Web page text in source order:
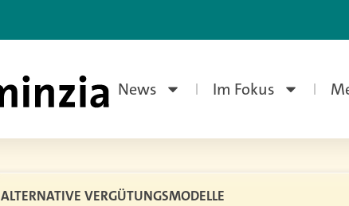
News Im Fokus
ALTERNATIVE VERGÜTUNGSMODELLE